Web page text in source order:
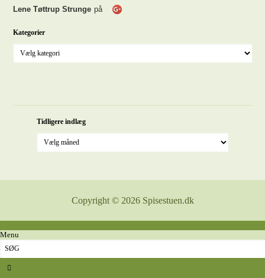
Lene Tøttrup Strunge på
Kategorier
Tidligere indlæg
Copyright © 2026 Spisestuen.dk
Menu